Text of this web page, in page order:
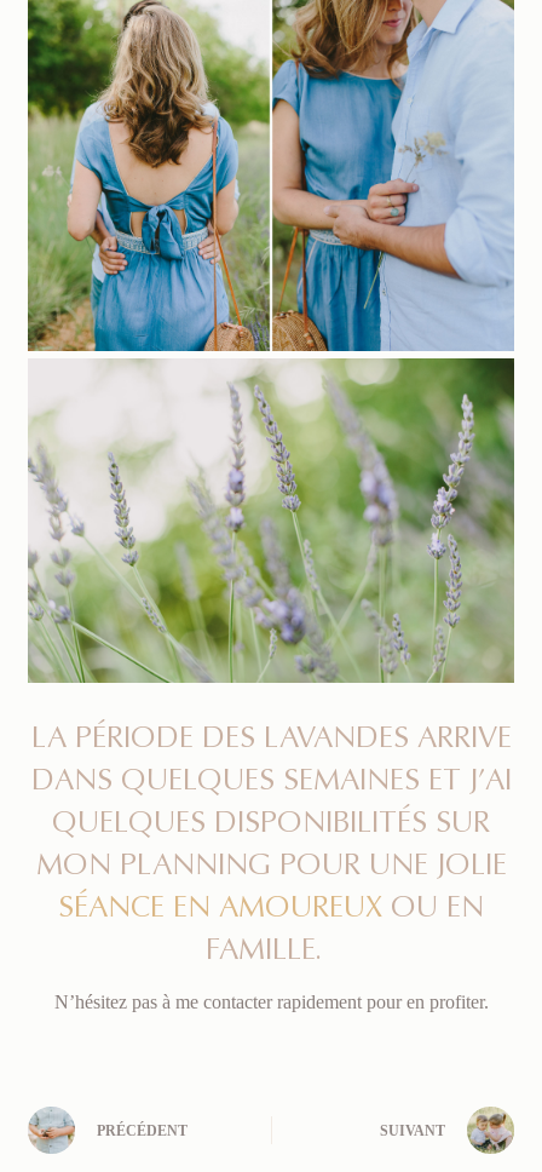
LA PÉRIODE DES LAVANDES ARRIVE
DANS QUELQUES SEMAINES ET J’AI
QUELQUES DISPONIBILITÉS SUR
MON PLANNING POUR UNE JOLIE
SÉANCE EN AMOUREUX OU EN
FAMILLE.
N’hésitez pas à me contacter rapidement pour en profiter.
PRÉCÉDENT SUIVANT